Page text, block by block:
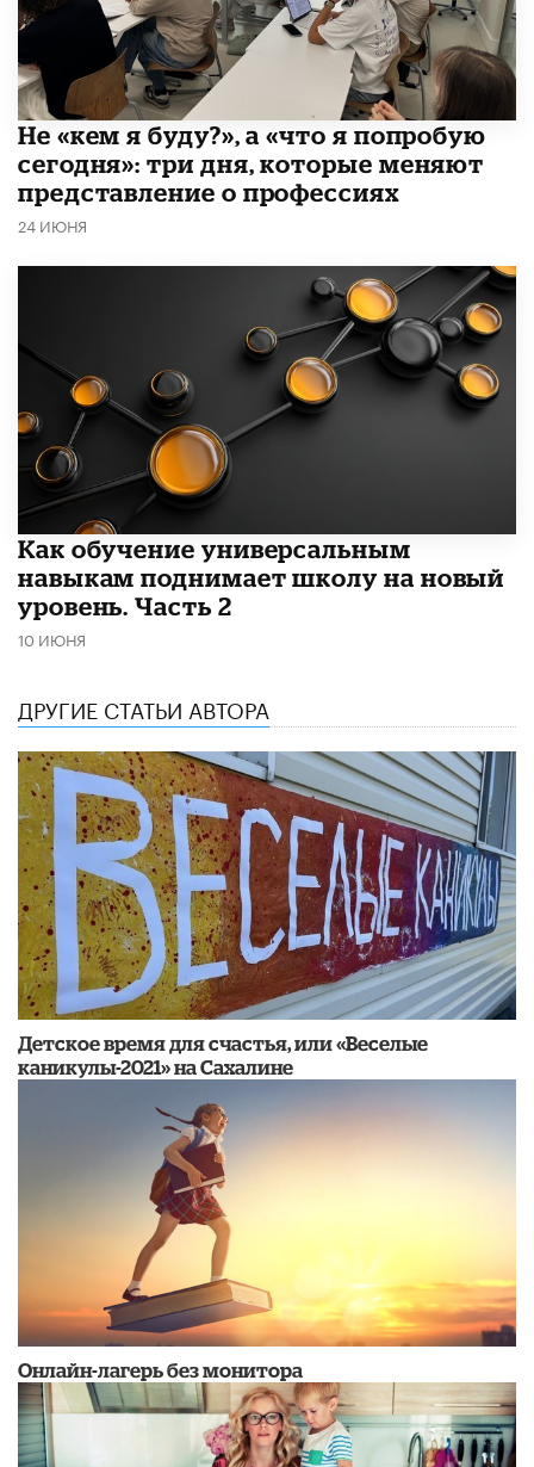
Не «кем я буду?», а «что я попробую
сегодня»: три дня, которые меняют
представление о профессиях
24 ИЮНЯ
​Как обучение универсальным
навыкам поднимает школу на новый
уровень. Часть 2
10 ИЮНЯ
ДРУГИЕ СТАТЬИ АВТОРА
Детское время для счастья, или «Веселые
каникулы-2021» на Сахалине
Онлайн-лагерь без монитора